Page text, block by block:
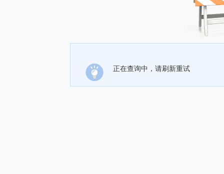
正在查询中，请刷新重试